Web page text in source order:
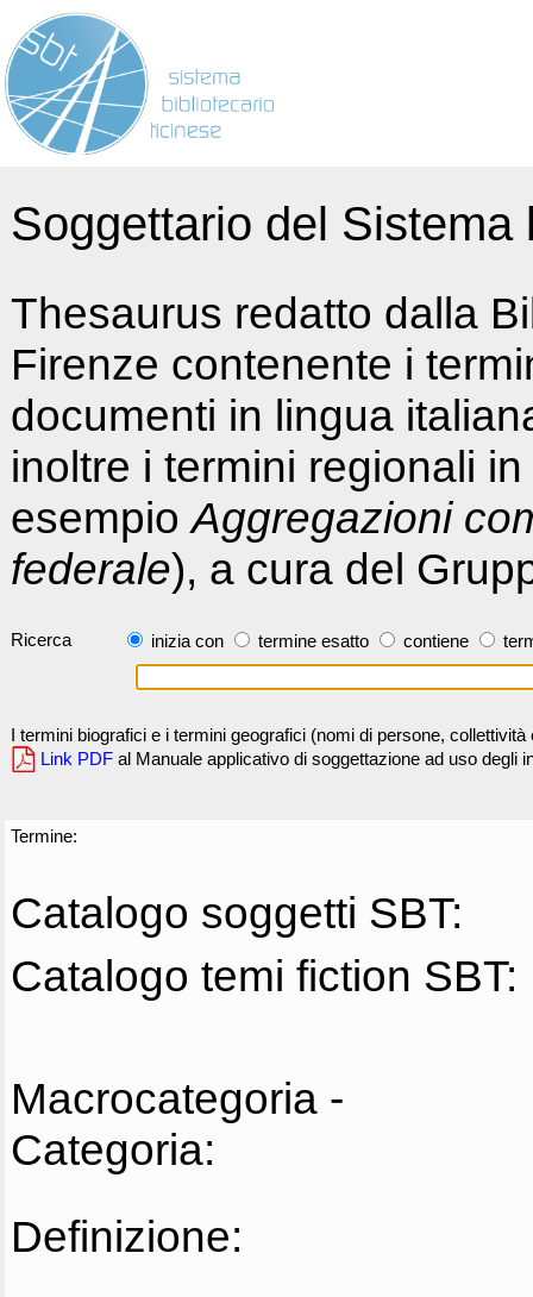
Soggettario del
Thesaurus redatto dalla
Firenze contenente i
documenti in lingua
inoltre i termini regionali
esempioAggregazioni
federale), a cura del
Ricerca inizia con termine esatto contiene
I termini biografici e i termini geografici (nomi di persone,
Link PDF al Manuale applicativo di soggettazione ad uso degli
Termine:
Catalogo soggetti SBT:
Catalogo temi fiction SBT:
Macrocategoria -
Categoria:
Definizione: